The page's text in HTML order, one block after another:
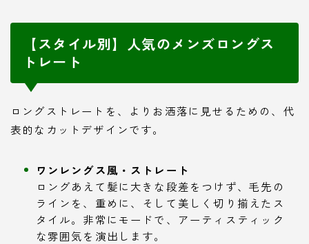
【スタイル別】人気のメンズロングス
トレート
ロングストレートを、よりお洒落に見せるための、代
表的なカットデザインです。
ワンレングス風・ストレート
ロングあえて髪に大きな段差をつけず、毛先の
ラインを、重めに、そして美しく切り揃えたス
タイル。非常にモードで、アーティスティック
な雰囲気を演出します。